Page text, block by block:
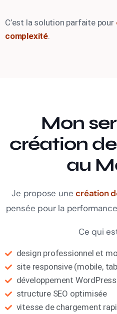
C’est la solution parfaite pour
complexité.
Mon
création
au
Je propose unecréation
pensée pour la
Ce qui
design professionnel et
site responsive (mobile,
développement WordPress
structure SEO optimisée
vitesse de chargement